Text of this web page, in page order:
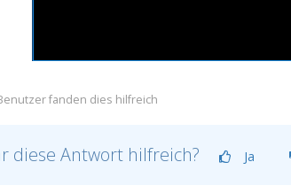
fanden dies hilfreich
diese Antwort hilfreich? Ja